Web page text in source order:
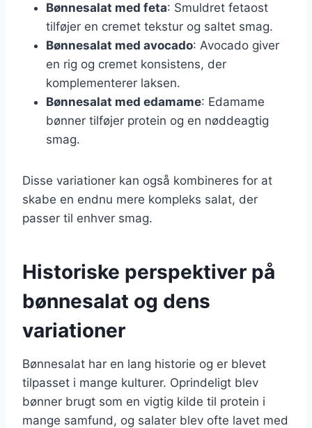
Bønnesalat med feta: Smuldret fetaost
tilføjer en cremet tekstur og saltet smag.
Bønnesalat med avocado: Avocado giver
en rig og cremet konsistens, der
komplementerer laksen.
Bønnesalat med edamame: Edamame
bønner tilføjer protein og en nøddeagtig
smag.
Disse variationer kan også kombineres for at
skabe en endnu mere kompleks salat, der
passer til enhver smag.
Historiske perspektiver på
bønnesalat og dens
variationer
Bønnesalat har en lang historie og er blevet
tilpasset i mange kulturer. Oprindeligt blev
bønner brugt som en vigtig kilde til protein i
mange samfund, og salater blev ofte lavet med